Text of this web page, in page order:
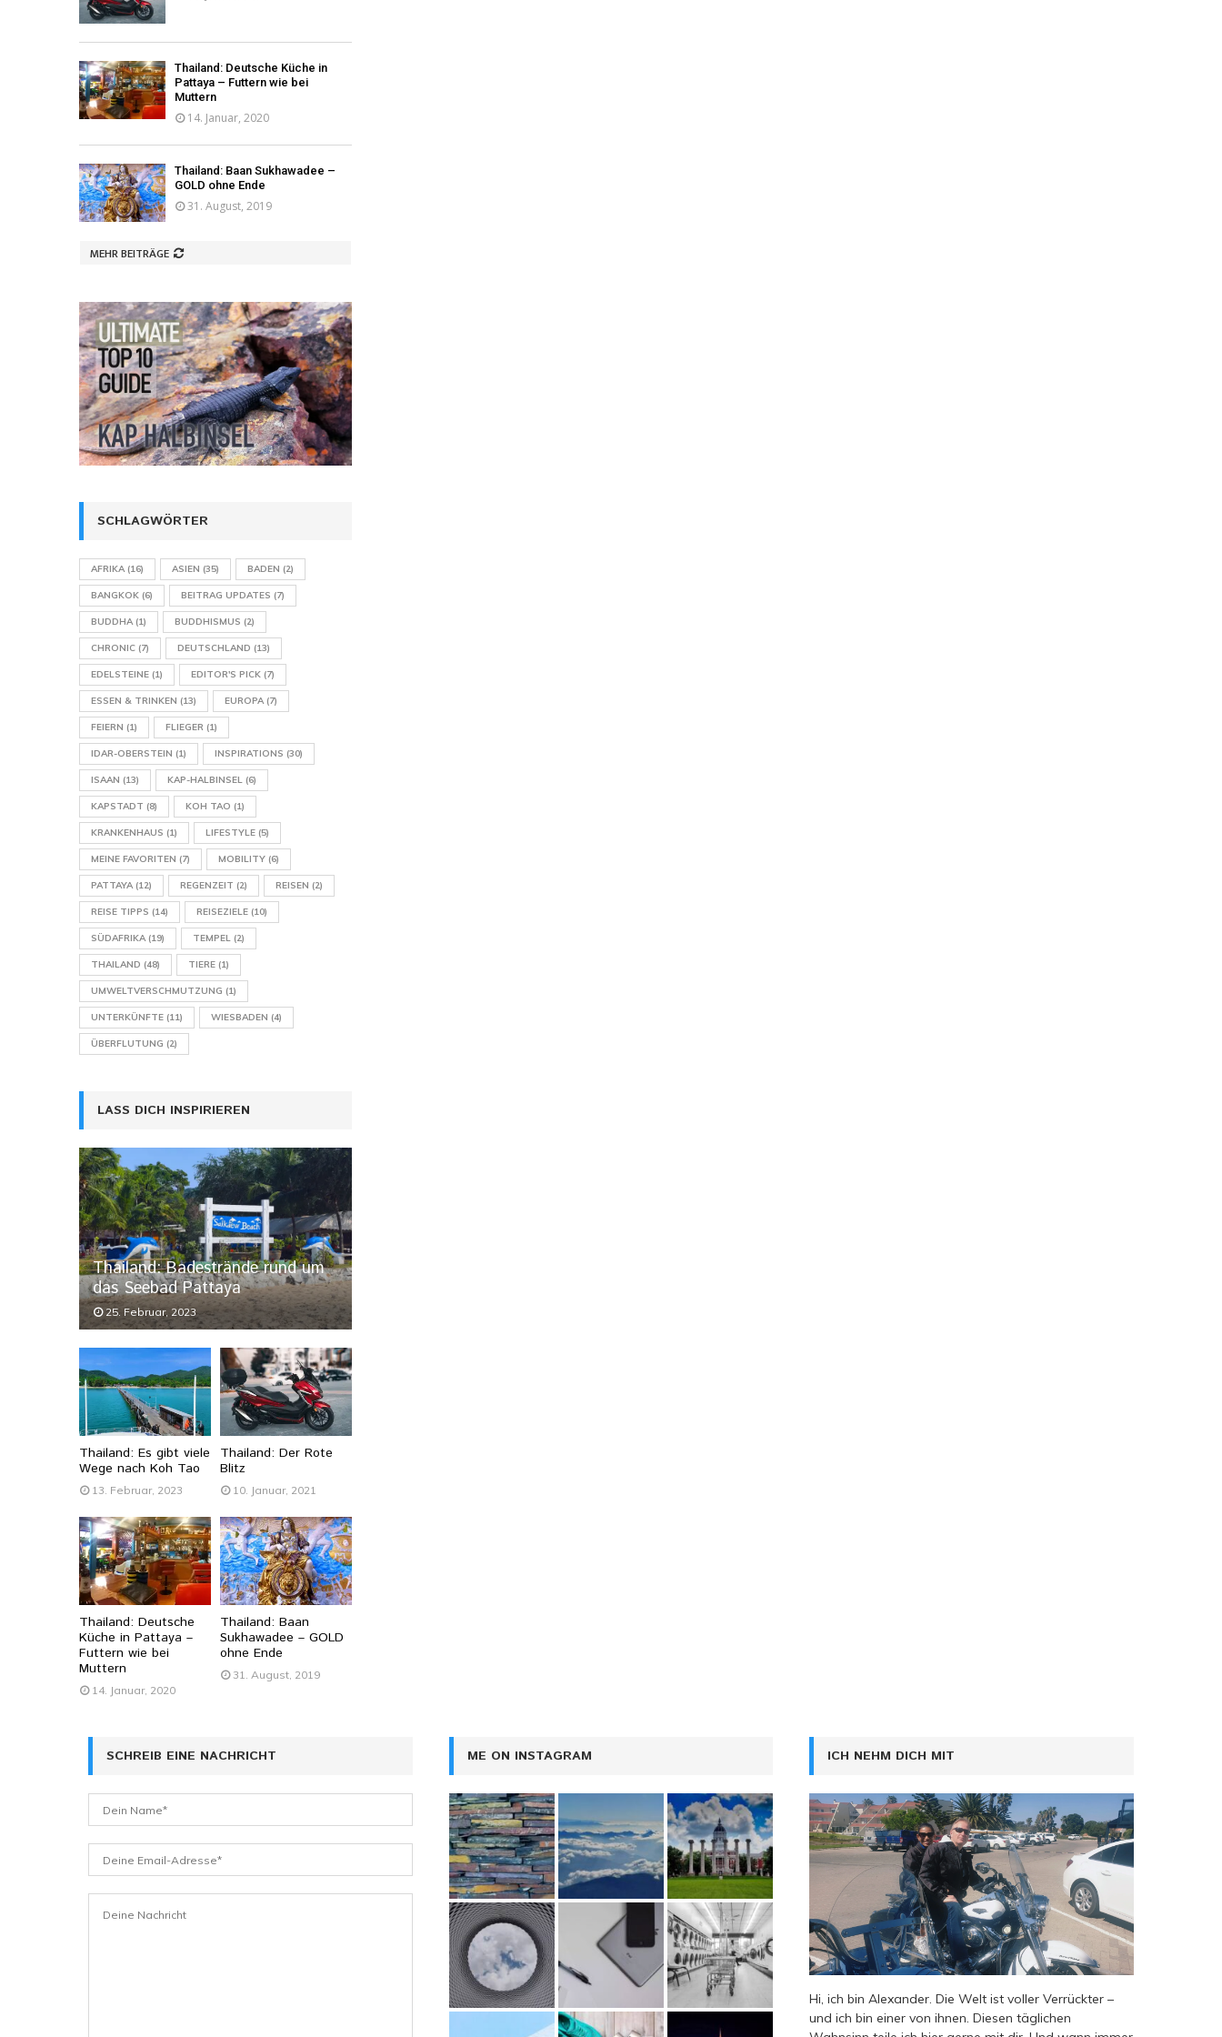
Thailand: Deutsche Küche in
Pattaya – Futtern wie bei
Muttern
14. Januar, 2020
Thailand: Baan Sukhawadee –
GOLD ohne Ende
31. August, 2019
MEHR BEITRÄGE
SCHLAGWÖRTER
AFRIKA(16) ASIEN (35) BADEN (2)
BANGKOK (6) BEITRAG UPDATES (7)
BUDDHA(1) BUDDHISMUS (2)
CHRONIC (7) DEUTSCHLAND (13)
EDELSTEINE (1) EDITOR'S PICK (7)
ESSEN & TRINKEN (13) EUROPA(7)
FEIERN (1) FLIEGER (1)
IDAR-OBERSTEIN (1) INSPIRATIONS (30)
ISAAN (13) KAP-HALBINSEL (6)
KAPSTADT (8) KOH TAO (1)
KRANKENHAUS (1) LIFESTYLE (5)
MEINE FAVORITEN (7) MOBILITY (6)
PATTAYA(12) REGENZEIT (2) REISEN (2)
REISE TIPPS (14) REISEZIELE (10)
SÜDAFRIKA(19) TEMPEL (2)
THAILAND (48) TIERE (1)
UMWELTVERSCHMUTZUNG (1)
UNTERKÜNFTE (11) WIESBADEN (4)
ÜBERFLUTUNG (2)
LASS DICH INSPIRIEREN
Thailand: Badestrände rund um
das Seebad Pattaya
25. Februar, 2023
Thailand: Es gibt viele
Wege nach Koh Tao
13. Februar, 2023
Thailand: Der Rote
Blitz
10. Januar, 2021
Thailand: Deutsche
Küche in Pattaya –
Futtern wie bei
Muttern
14. Januar, 2020
Thailand: Baan
Sukhawadee – GOLD
ohne Ende
31. August, 2019
SCHREIB EINE NACHRICHT ME ON INSTAGRAM ICH NEHM DICH MIT
Hi, ich bin Alexander. Die Welt ist voller Verrückter –
und ich bin einer von ihnen. Diesen täglichen